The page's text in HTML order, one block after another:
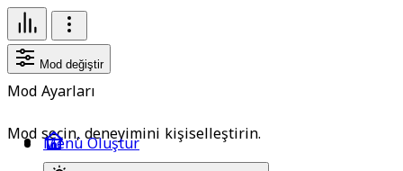
Mod değiştir
Mod Ayarları
Mod seçin, deneyimini kişiselleştirin.
Menü Oluştur